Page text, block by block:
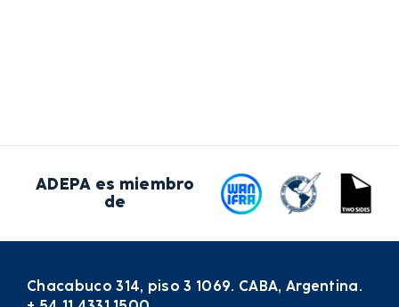
ADEPA es miembro
de
Chacabuco 314, piso 3 1069. CABA, Argentina.